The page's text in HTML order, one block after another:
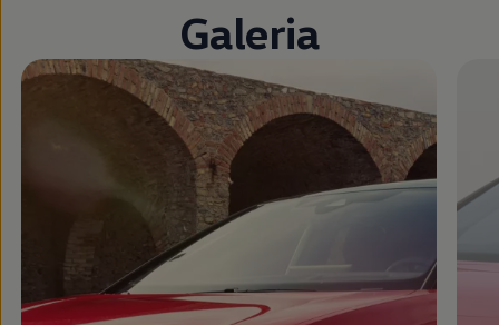
Galeria
Zamknij widok pełnoekranowy